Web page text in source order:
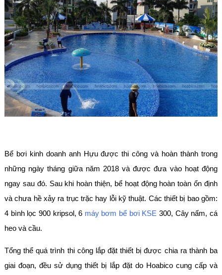
Bể bơi kinh doanh anh Hựu được thi công và hoàn thành trong
những ngày tháng giữa năm 2018 và được đưa vào hoạt động
ngay sau đó. Sau khi hoàn thiện, bể hoạt động hoàn toàn ổn định
và chưa hề xảy ra trục trặc hay lỗi kỹ thuật. Các thiết bị bao gồm:
4 bình lọc 900 kripsol, 6 máy bơm bể bơi KSE 300, Cây nấm, cá
heo và cầu.
Tổng thể quá trình thi công lắp đặt thiết bị được chia ra thành ba
giai đoạn, đều sử dụng thiết bị lắp đặt do Hoabico cung cấp và